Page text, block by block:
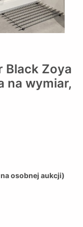
Black Zoya
na wymiar,
osobnej aukcji)